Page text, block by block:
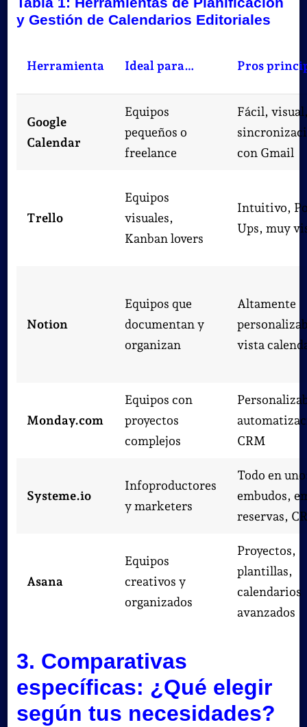
y Gestión de Calendarios Editoriales
Herramienta Ideal para… Pros
Google
Calendar
Equipos
pequeños o
freelance
Fácil,
con Gmail
Trello
Equipos
visuales,
Kanban lovers
Intuitivo,
Ups, muy
Notion
Equipos que
documentan y
organizan
Altamente
vista
Monday.com
Equipos con
proyectos
complejos
CRM
Systeme.io
Infoproductores
y marketers
Todo en
embudos,
reservas,
Asana
Equipos
creativos y
organizados
Proyectos,
plantillas,
calendarios
avanzados
3. Comparativas
específicas: ¿Qué elegir
según tus necesidades?